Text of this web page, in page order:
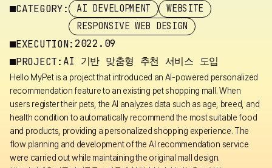
CATEGORY:
AI DEVELOPMENT
WEBSITE
RESPONSIVE WEB DESIGN
EXECUTION:2022.09
PROJECT: AI 기반 맞춤형 추천 서비스 도입
Hello MyPet is a project that introduced an AI-powered personalized
recommendation feature to an existing pet shopping mall. When
users register their pets, the AI analyzes data such as age, breed, and
health condition to automatically recommend the most suitable food
and products, providing a personalized shopping experience. The
flow planning and development of the AI recommendation service
were carried out while maintaining the original mall design.